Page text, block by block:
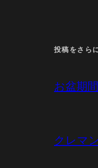
投稿をさら
お盆期
クレマ